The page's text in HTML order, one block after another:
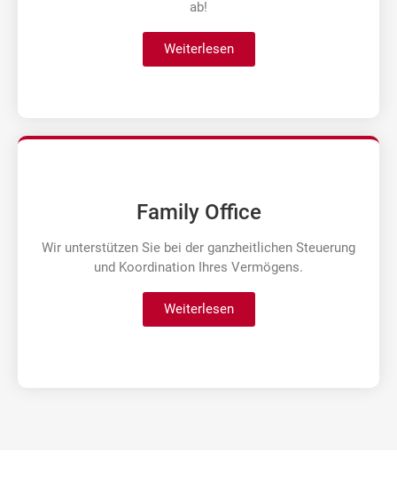
ab!
Weiterlesen
Family Office
Wir unterstützen Sie bei der ganzheitlichen Steuerung
und Koordination Ihres Vermögens.
Weiterlesen